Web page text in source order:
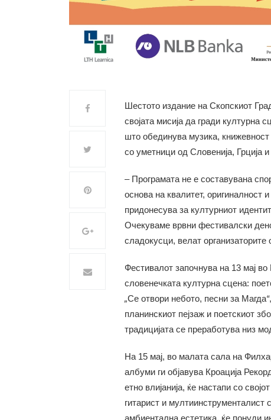
Шестото издание на Скопскиот
својата мисија да гради културна
што обединува музика,
со уметници од Словенија, Грција
– Програмата не е составувана
основа на квалитет, оригиналност
придонесува за културниот
Очекуваме врвни фестивалски
сладокусци, велат
Фестивалот започнува на 13 мај
словенечката културна сцена:
„Се отвори небото, песни за Магда“
планинскиот пејзаж и поетскиот
традицијата се преработува низ
На 15 мај, во малата сала на
албуми ги објавува Кроација
етно влијанија, ќе настапи со
гитарист и
амбиентална естетика, ќе понуди